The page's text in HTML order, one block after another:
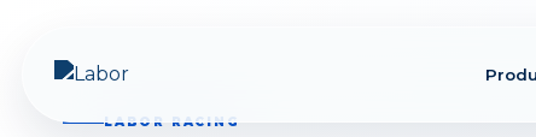
LABOR RACING